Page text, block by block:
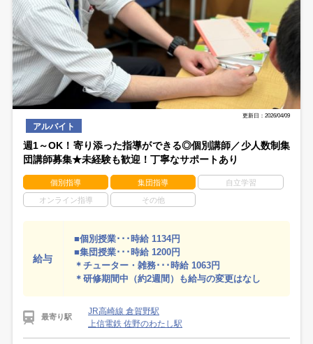
更新日：2026/04/09
アルバイト
週1～OK！寄り添った指導ができる◎個別講師／少人数制集
団講師募集★未経験も歓迎！丁寧なサポートあり
個別指導 集団指導 自立学習
オンライン指導 その他
給与
■個別授業･･･時給 1134円
■集団授業･･･時給 1200円
＊チューター・雑務･･･時給 1063円
＊研修期間中（約2週間）も給与の変更はなし
最寄り駅
JR高崎線 倉賀野駅
上信電鉄 佐野のわたし駅